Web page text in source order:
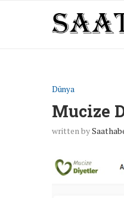
Dünya
Mucize
written by